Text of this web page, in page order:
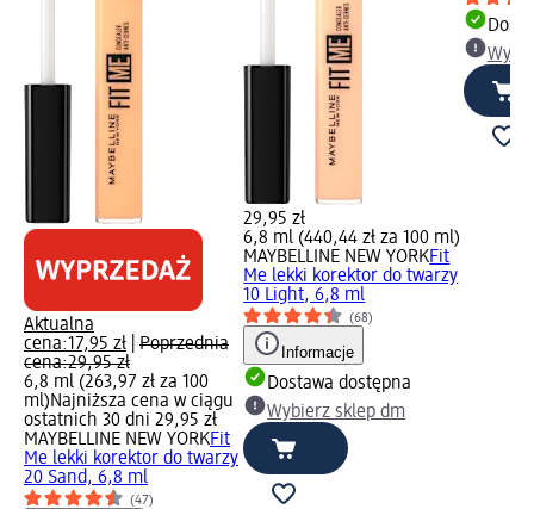
Aktualna
cena:17,95 zł
Poprzednia
cena:29,95 zł
6,8 ml (263,97 zł za 100
ml)Najniższa cena w ciągu
ostatnich 30 dni 29,95 zł
MAYBELLINE NEW YORKFit
Me lekki korektor do twarzy
20 Sand, 6,8 ml
(47)
29,95 zł
6,8 ml (440,44 zł za 100 ml)
MAYBELLINE NEW YORKFit
Me lekki korektor do twarzy
10 Light, 6,8 ml
(68)
Informacje
Dostawa dostępna
Wybierz sklep dm